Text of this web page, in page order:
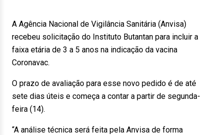
A Agência Nacional de Vigilância Sanitária (Anvisa)
recebeu solicitação do Instituto Butantan para incluir a
faixa etária de 3 a 5 anos na indicação da vacina
Coronavac.
O prazo de avaliação para esse novo pedido é de até
sete dias úteis e começa a contar a partir de segunda-
feira (14).
“A análise técnica será feita pela Anvisa de forma